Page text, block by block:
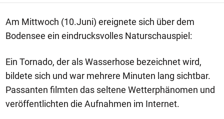
Am Mittwoch (10.Juni) ereignete sich über dem
Bodensee ein eindrucksvolles Naturschauspiel:
Ein Tornado, der als Wasserhose bezeichnet wird,
bildete sich und war mehrere Minuten lang sichtbar.
Passanten filmten das seltene Wetterphänomen und
veröffentlichten die Aufnahmen im Internet.